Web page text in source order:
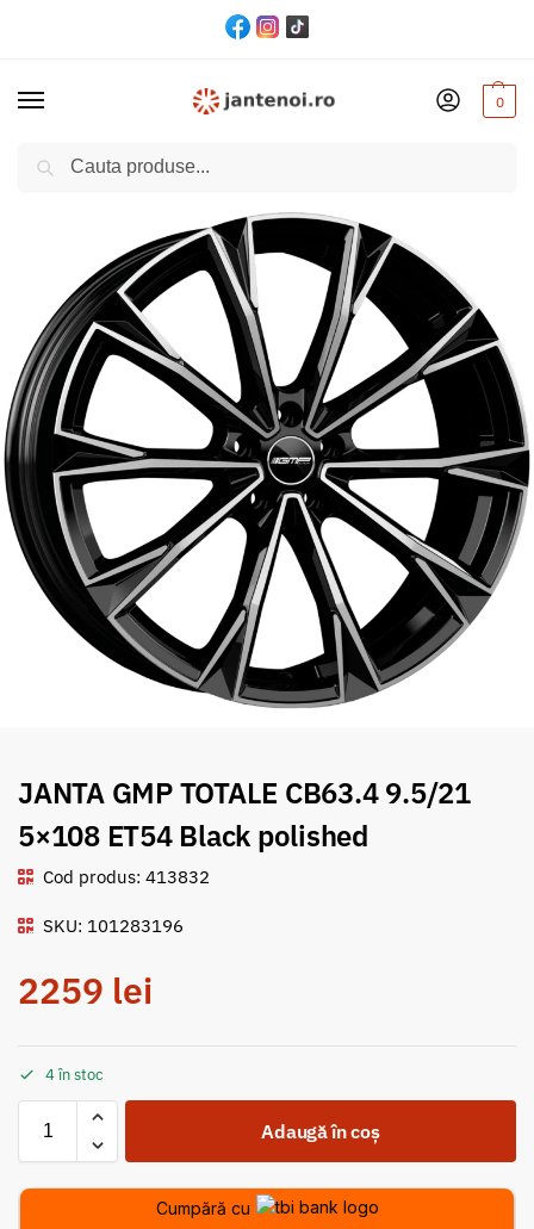
0
Acasă Jante / JANTA GMP TOTALE CB63.4 9.5/21 5×108 ET54 Black polished
JANTA GMP TOTALE CB63.4 9.5/21
5×108 ET54 Black polished
Cod produs: 413832
SKU: 101283196
2259 lei
4 în stoc
Adaugă în coș
Cumpără cu